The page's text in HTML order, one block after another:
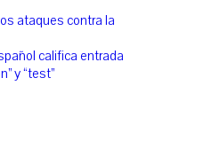
ataques contra la
califica entrada
y “test”